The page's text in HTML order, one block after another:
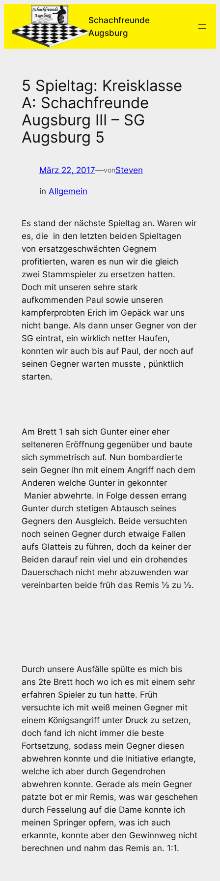
springen
Schachfreunde
Augsburg
5 Spieltag: Kreisklasse
A: Schachfreunde
Augsburg III – SG
Augsburg 5
März 22, 2017—vonSteven
in Allgemein
Es stand der nächste Spieltag an. Waren wir
es, die in den letzten beiden Spieltagen
von ersatzgeschwächten Gegnern
profitierten, waren es nun wir die gleich
zwei Stammspieler zu ersetzen hatten.
Doch mit unseren sehre stark
aufkommenden Paul sowie unseren
kampferprobten Erich im Gepäck war uns
nicht bange. Als dann unser Gegner von der
SG eintrat, ein wirklich netter Haufen,
konnten wir auch bis auf Paul, der noch auf
seinen Gegner warten musste , pünktlich
starten.
Am Brett 1 sah sich Gunter einer eher
selteneren Eröffnung gegenüber und baute
sich symmetrisch auf. Nun bombardierte
sein Gegner Ihn mit einem Angriff nach dem
Anderen welche Gunter in gekonnter
Manier abwehrte. In Folge dessen errang
Gunter durch stetigen Abtausch seines
Gegners den Ausgleich. Beide versuchten
noch seinen Gegner durch etwaige Fallen
aufs Glatteis zu führen, doch da keiner der
Beiden darauf rein viel und ein drohendes
Dauerschach nicht mehr abzuwenden war
vereinbarten beide früh das Remis ½ zu ½.
Durch unsere Ausfälle spülte es mich bis
ans 2te Brett hoch wo ich es mit einem sehr
erfahren Spieler zu tun hatte. Früh
versuchte ich mit weiß meinen Gegner mit
einem Königsangriff unter Druck zu setzen,
doch fand ich nicht immer die beste
Fortsetzung, sodass mein Gegner diesen
abwehren konnte und die Initiative erlangte,
welche ich aber durch Gegendrohen
abwehren konnte. Gerade als mein Gegner
patzte bot er mir Remis, was war geschehen
durch Fesselung auf die Dame konnte ich
meinen Springer opfern, was ich auch
erkannte, konnte aber den Gewinnweg nicht
berechnen und nahm das Remis an. 1:1.